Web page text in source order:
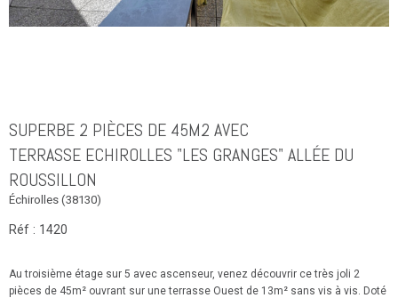
SUPERBE 2 PIÈCES DE 45M2 AVEC
TERRASSE ECHIROLLES "LES GRANGES" ALLÉE DU
ROUSSILLON
Échirolles (38130)
Réf : 1420
Au troisième étage sur 5 avec ascenseur, venez découvrir ce très joli 2
pièces de 45m² ouvrant sur une terrasse Ouest de 13m² sans vis à vis. Doté